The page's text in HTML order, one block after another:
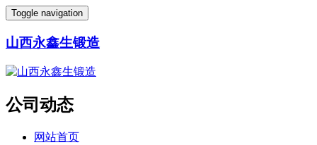
Toggle navigation
山西永鑫生锻造
公司动态
网站首页